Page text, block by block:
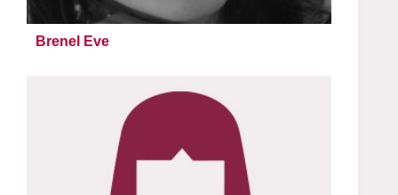
Brenel Eve